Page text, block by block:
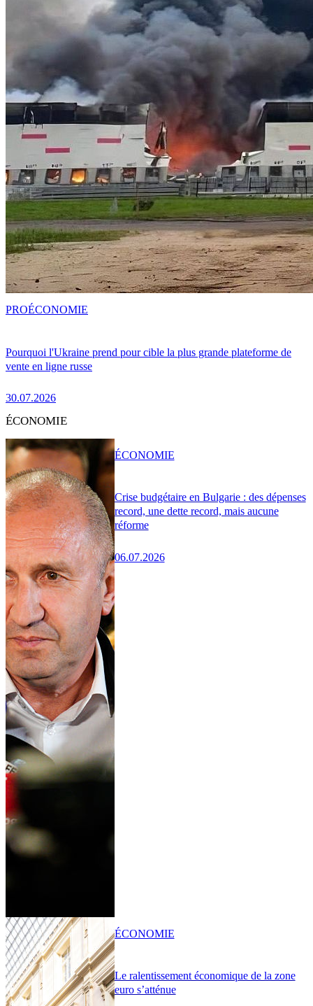
Pourquoi l'Ukraine prend pour cible la plus grande plateforme de
vente en ligne russe
30.07.2026
PROÉCONOMIE
ÉCONOMIE
Crise budgétaire en Bulgarie : des dépenses
record, une dette record, mais aucune
réforme
06.07.2026
ÉCONOMIE
Le ralentissement économique de la zone
euro s’atténue
ÉCONOMIE